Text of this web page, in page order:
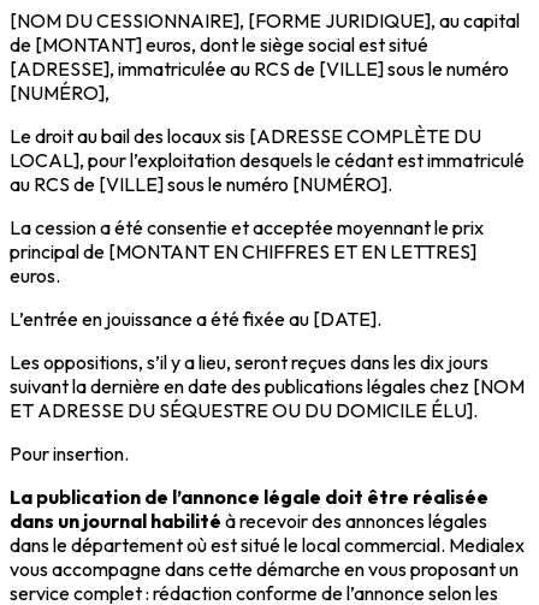
[NOM DU CESSIONNAIRE], [FORME JURIDIQUE], au capital
de [MONTANT] euros, dont le siège social est situé
[ADRESSE], immatriculée au RCS de [VILLE] sous le numéro
[NUMÉRO],
Le droit au bail des locaux sis [ADRESSE COMPLÈTE DU
LOCAL], pour l’exploitation desquels le cédant est immatriculé
au RCS de [VILLE] sous le numéro [NUMÉRO].
La cession a été consentie et acceptée moyennant le prix
principal de [MONTANT EN CHIFFRES ET EN LETTRES]
euros.
L’entrée en jouissance a été fixée au [DATE].
Les oppositions, s’il y a lieu, seront reçues dans les dix jours
suivant la dernière en date des publications légales chez [NOM
ET ADRESSE DU SÉQUESTRE OU DU DOMICILE ÉLU].
Pour insertion.
La publication de l’annonce légale doit être réalisée
dans un journal habilité à recevoir des annonces légales
dans le département où est situé le local commercial. Medialex
vous accompagne dans cette démarche en vous proposant un
service complet : rédaction conforme de l’annonce selon les